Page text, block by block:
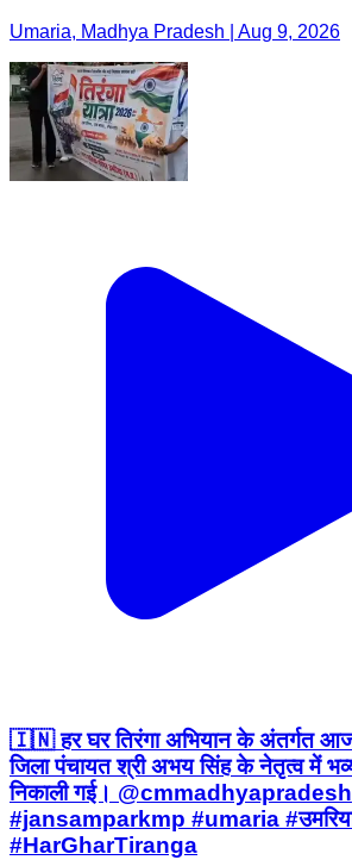
Umaria, Madhya Pradesh | Aug 9, 2026
🇮🇳 हर घर तिरंगा अभियान के अंतर्गत
जिला पंचायत श्री अभय सिंह के नेतृत्व में भव्य
निकाली गई। @cmmadhyapradesh
#jansamparkmp #umaria
#HarGharTiranga